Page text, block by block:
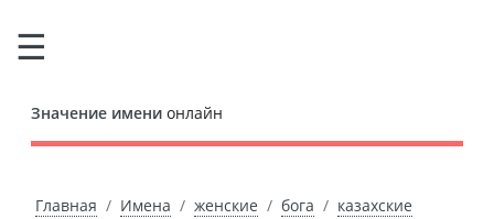
Значение имени онлайн
Главная Имена женские бога
казахские